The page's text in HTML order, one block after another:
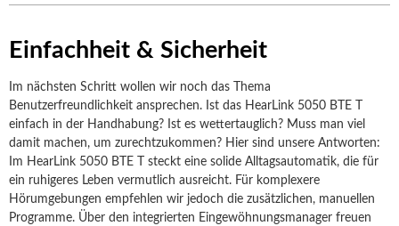
Einfachheit & Sicherheit
Im nächsten Schritt wollen wir noch das Thema
Benutzerfreundlichkeit ansprechen. Ist das HearLink 5050 BTE T
einfach in der Handhabung? Ist es wettertauglich? Muss man viel
damit machen, um zurechtzukommen? Hier sind unsere Antworten:
Im HearLink 5050 BTE T steckt eine solide Alltagsautomatik, die für
ein ruhigeres Leben vermutlich ausreicht. Für komplexere
Hörumgebungen empfehlen wir jedoch die zusätzlichen, manuellen
Programme. Über den integrierten Eingewöhnungsmanager freuen